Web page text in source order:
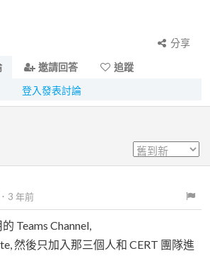
分享
邀請回答
追蹤
登入發表討論
． 3 年前
Teams Channel,
然後只加入那三個人和 CERT 團隊進